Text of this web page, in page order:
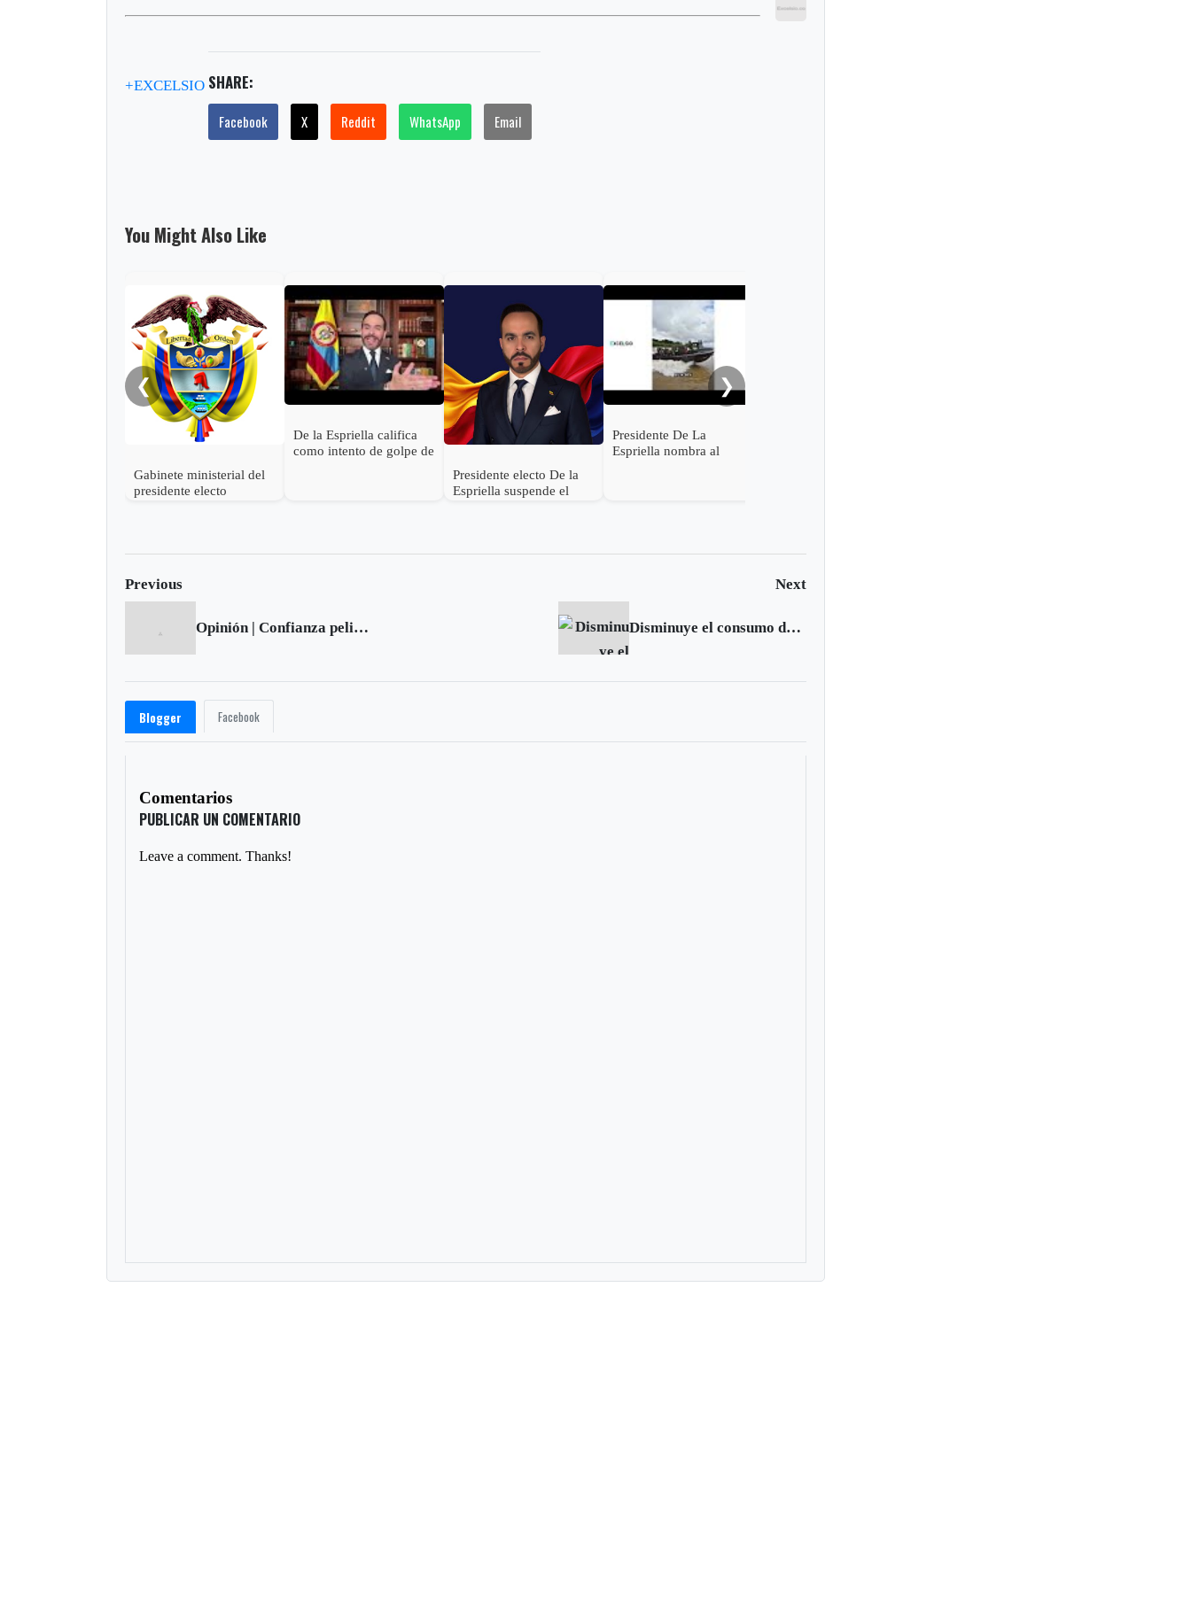
+EXCELSIO SHARE:
Facebook X Reddit WhatsApp Email
You Might Also Like
❮
Gabinete ministerial del
presidente electo
De la Espriella califica
como intento de golpe de
Presidente electo De la
Espriella suspende el
Presidente De La
Espriella nombra al
❯
Previous Next
Opinión | Confianza peligrosa Disminuye el consumo de tabaco a nivel mundial: OMS
Blogger Facebook
Comentarios
PUBLICAR UN COMENTARIO
Leave a comment. Thanks!